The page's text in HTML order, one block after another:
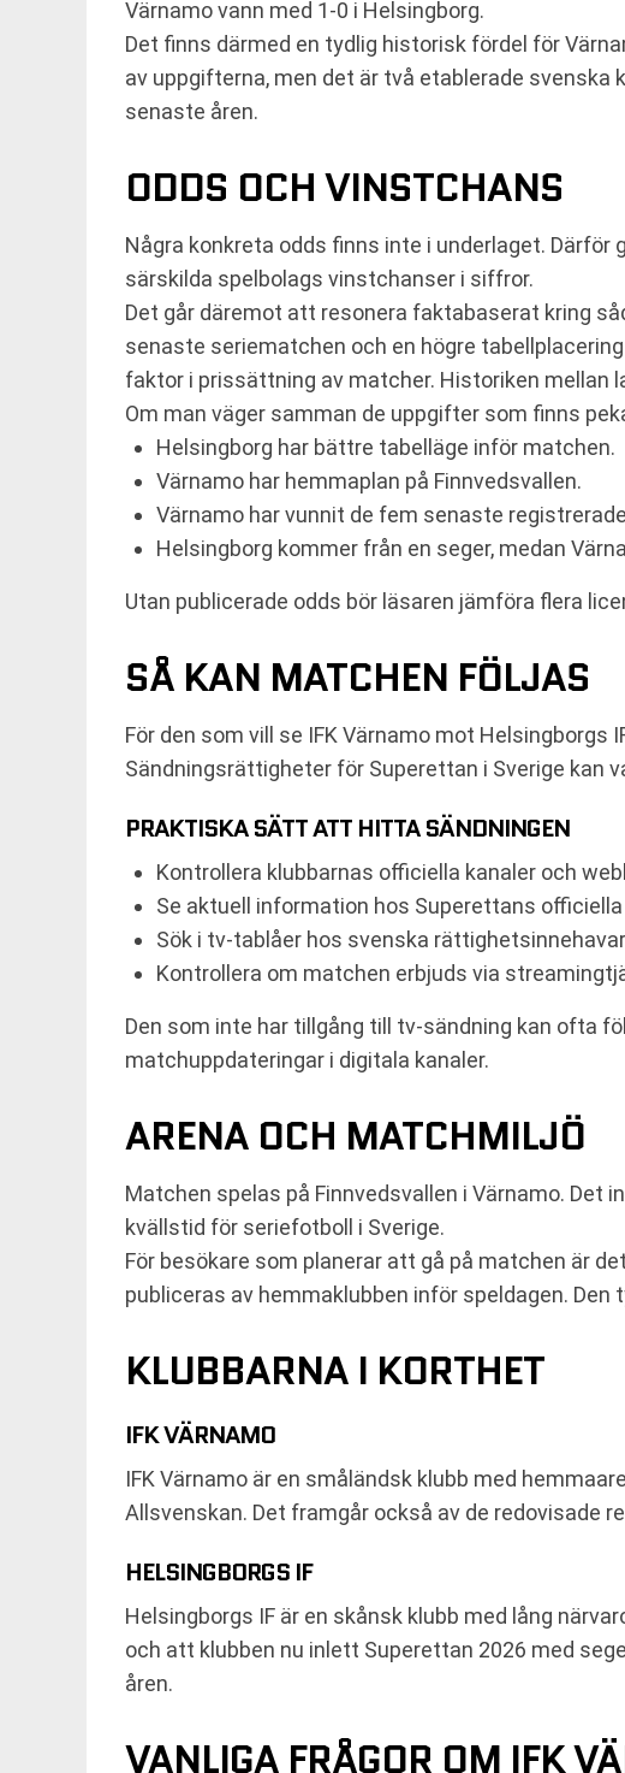
Värnamo vann med 1-0 i Helsingborg.
Det finns därmed en tydlig historisk fördel för
av uppgifterna, men det är två etablerade svenska
senaste åren.
ODDS OCH VINSTCHANS
Några konkreta odds finns inte i underlaget.
särskilda spelbolags vinstchanser i siffror.
Det går däremot att resonera faktabaserat kring
senaste seriematchen och en högre
faktor i prissättning av matcher. Historiken mellan
Om man väger samman de uppgifter som finns
Helsingborg har bättre tabelläge inför matchen.
Värnamo har hemmaplan på Finnvedsvallen.
Värnamo har vunnit de fem senaste
Helsingborg kommer från en seger, medan
Utan publicerade odds bör läsaren jämföra flera
SÅ KAN MATCHEN FÖLJAS
För den som vill se IFK Värnamo mot
Sändningsrättigheter för Superettan i Sverige kan
PRAKTISKA SÄTT ATT HITTA SÄNDNINGEN
Kontrollera klubbarnas officiella kanaler och
Se aktuell information hos Superettans
Sök i tv-tablåer hos svenska
Kontrollera om matchen erbjuds via
Den som inte har tillgång till tv-sändning kan ofta
matchuppdateringar i digitala kanaler.
ARENA OCH MATCHMILJÖ
Matchen spelas på Finnvedsvallen i Värnamo. Det
kvällstid för seriefotboll i Sverige.
För besökare som planerar att gå på matchen är
publiceras av hemmaklubben inför speldagen.
KLUBBARNA I KORTHET
IFK VÄRNAMO
IFK Värnamo är en småländsk klubb med
Allsvenskan. Det framgår också av de redovisade
HELSINGBORGS IF
Helsingborgs IF är en skånsk klubb med lång
och att klubben nu inlett Superettan 2026 med
åren.
VANLIGA FRÅGOR OM IFK